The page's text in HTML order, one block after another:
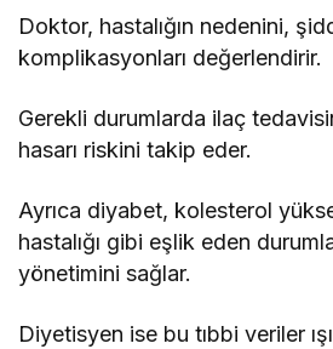
Doktor, hastalığın nedenini,
komplikasyonları değerlendirir.
Gerekli durumlarda ilaç
hasarı riskini takip eder.
Ayrıca diyabet, kolesterol
hastalığı gibi eşlik eden
yönetimini sağlar.
Diyetisyen ise bu tıbbi veriler